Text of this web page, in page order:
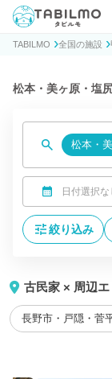
貸別荘コテージ・一棟
TABILMO 全国の施設
松本・美ヶ原・塩
松本・
日付選択な
絞り込み
古民家 × 周辺
長野市・戸隠・菅